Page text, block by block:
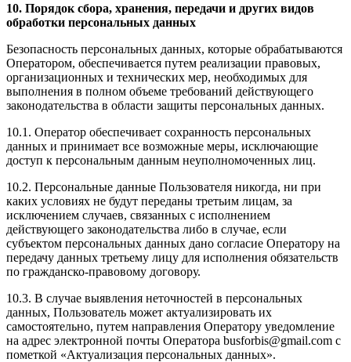
10. Порядок сбора, хранения, передачи и других видов
обработки персональных данных
Безопасность персональных данных, которые обрабатываются
Оператором, обеспечивается путем реализации правовых,
организационных и технических мер, необходимых для
выполнения в полном объеме требований действующего
законодательства в области защиты персональных данных.
10.1. Оператор обеспечивает сохранность персональных
данных и принимает все возможные меры, исключающие
доступ к персональным данным неуполномоченных лиц.
10.2. Персональные данные Пользователя никогда, ни при
каких условиях не будут переданы третьим лицам, за
исключением случаев, связанных с исполнением
действующего законодательства либо в случае, если
субъектом персональных данных дано согласие Оператору на
передачу данных третьему лицу для исполнения обязательств
по гражданско-правовому договору.
10.3. В случае выявления неточностей в персональных
данных, Пользователь может актуализировать их
самостоятельно, путем направления Оператору уведомление
на адрес электронной почты Оператора busforbis@gmail.com с
пометкой «Актуализация персональных данных».